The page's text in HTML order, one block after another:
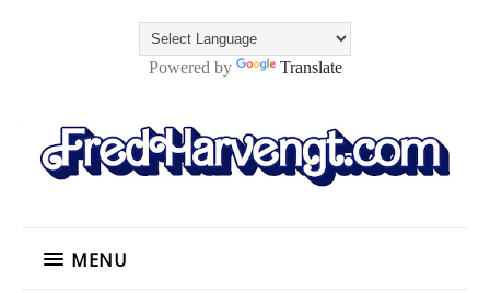
Powered by Translate
MENU